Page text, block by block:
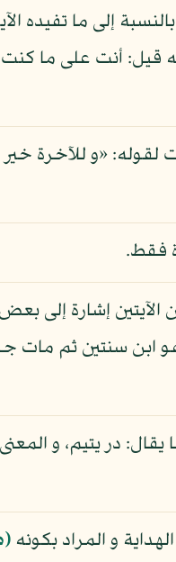
إلى ما تفيده
قيل: أنت على ما
«و للآخرة
فقط.
الآيتين إشارة إلى
ابن سنتين ثم مات
يقال: در يتيم، و
و المراد بكونه